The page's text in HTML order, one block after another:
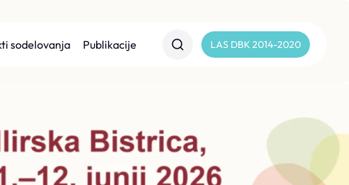
sodelovanja Publikacije LAS DBK 2014-2020